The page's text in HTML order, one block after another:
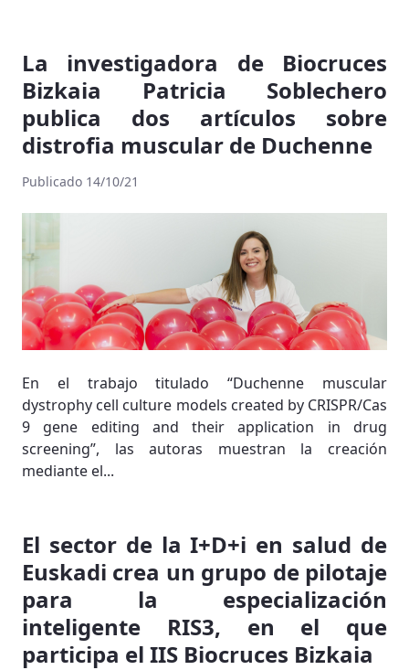
La investigadora de Biocruces
Bizkaia Patricia Soblechero
publica dos artículos sobre
distrofia muscular de Duchenne
Publicado 14/10/21
En el trabajo titulado “Duchenne muscular
dystrophy cell culture models created by CRISPR/Cas
9 gene editing and their application in drug
screening”, las autoras muestran la creación
mediante el...
El sector de la I+D+i en salud de
Euskadi crea un grupo de pilotaje
para la especialización
inteligente RIS3, en el que
participa el IIS Biocruces Bizkaia